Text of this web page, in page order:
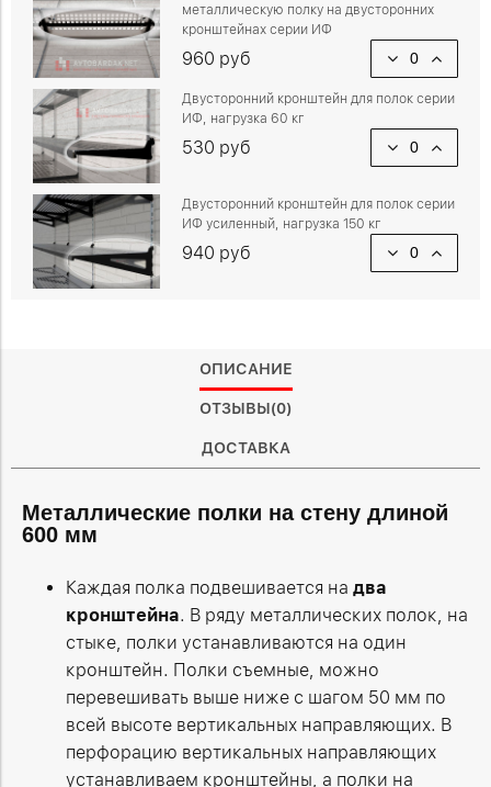
металлическую полку на двусторонних
кронштейнах серии ИФ
960 руб
Двусторонний кронштейн для полок серии
ИФ, нагрузка 60 кг
530 руб
Двусторонний кронштейн для полок серии
ИФ усиленный, нагрузка 150 кг
940 руб
ОПИСАНИЕ
ОТЗЫВЫ(0)
ДОСТАВКА
Металлические полки на стену длиной
600 мм
Каждая полка подвешивается на два
кронштейна. В ряду металлических полок, на
стыке, полки устанавливаются на один
кронштейн. Полки съемные, можно
перевешивать выше ниже с шагом 50 мм по
всей высоте вертикальных направляющих. В
перфорацию вертикальных направляющих
устанавливаем кронштейны, а полки на